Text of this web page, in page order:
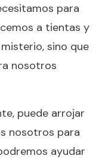
para
a tientas y
sino que
nosotros
puede arrojar
nosotros para
ayudar